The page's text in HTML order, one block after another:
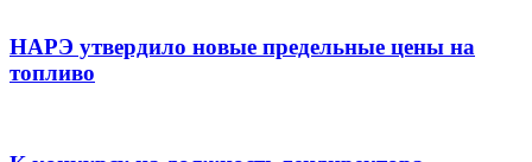
НАРЭ утвердило новые предельные цены на
топливо